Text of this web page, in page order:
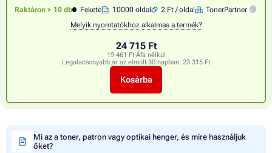
Raktáron > 10 db Fekete 10000 oldal 2 Ft / oldal
TonerPartner
Melyik nyomtatókhoz alkalmas a termék?
24 715 Ft
19 461 Ft Áfa nélkül
Legalacsonyabb ár az elmúlt 30 napban: 23 315 Ft
Kosárba
Mi az a toner, patron vagy optikai henger, és mire használjuk
őket?